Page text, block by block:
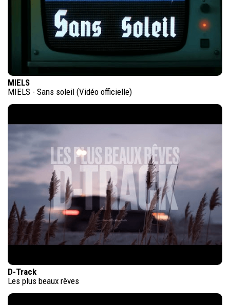
MIELS
MIELS - Sans soleil (Vidéo officielle)
D-Track
Les plus beaux rêves